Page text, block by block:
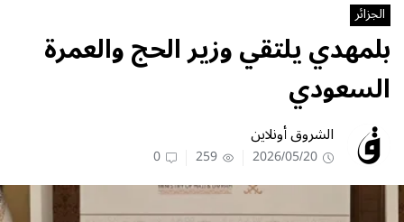
الجزائر
بلمهدي يلتقي وزير الحج والعمرة
السعودي
الشروق أونلاين
2026/05/20
259
0